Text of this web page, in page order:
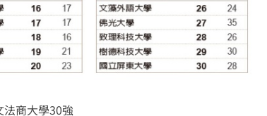
法商大學30強